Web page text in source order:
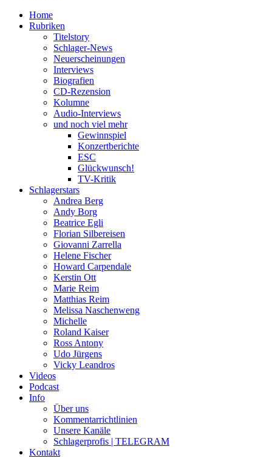
Home
Rubriken
Titelstory
Schlager-News
Neuerscheinungen
Interviews
Biografien
CD-Rezension
Kolumne
Audio-Interviews
und noch viel mehr
Gewinnspiel
Konzertberichte
ESC
Glückwunsch!
TV-Kritik
Schlagerstars
Andrea Berg
Andy Borg
Beatrice Egli
Florian Silbereisen
Giovanni Zarrella
Helene Fischer
Howard Carpendale
Kerstin Ott
Marie Reim
Matthias Reim
Melissa Naschenweng
Michelle
Roland Kaiser
Ross Antony
Udo Jürgens
Vicky Leandros
Videos
Podcast
Info
Über uns
Kommentarrichtlinien
Unsere Kanäle
Schlagerprofis | TELEGRAM
Kontakt